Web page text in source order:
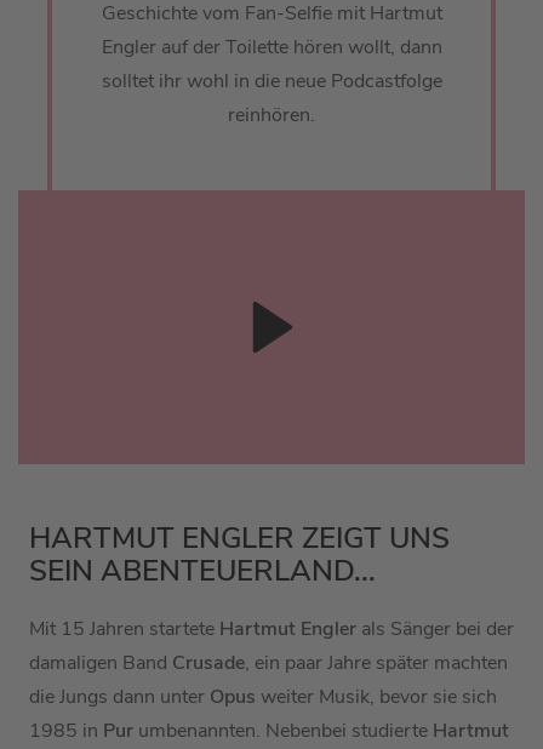
Geschichte vom Fan-Selfie mit Hartmut
Engler auf der Toilette hören wollt, dann
solltet ihr wohl in die neue Podcastfolge
reinhören.
HARTMUT ENGLER ZEIGT UNS
SEIN ABENTEUERLAND...
Mit 15 Jahren startete Hartmut Engler als Sänger bei der
damaligen Band Crusade, ein paar Jahre später machten
die Jungs dann unter Opus weiter Musik, bevor sie sich
1985 in Pur umbenannten. Nebenbei studierte Hartmut